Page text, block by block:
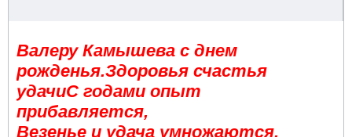
Валеру Камышева с днем
рожденья.Здоровья счастья
удачиС годами опыт
прибавляется,
Везенье и удача умножаются,